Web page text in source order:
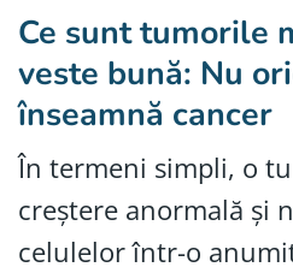
Ce sunt tumorile
veste bună: Nu
înseamnă cancer
În termeni simpli, o
creștere anormală și
celulelor într-o